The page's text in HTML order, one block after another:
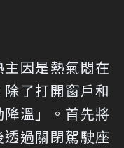
因是熱氣悶在
了打開窗戶和
溫」。首先將
過關閉駕駛座